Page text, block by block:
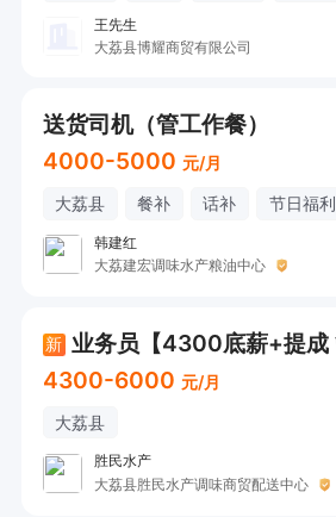
王先生
大荔县博耀商贸有限公司
送货司机（管工作餐）
4000-5000 元/月
大荔县 餐补 话补 节日福利
韩建红
大荔建宏调味水产粮油中心
新
4300-6000 元/月
大荔县
胜民水产
大荔县胜民水产调味商贸配送中心